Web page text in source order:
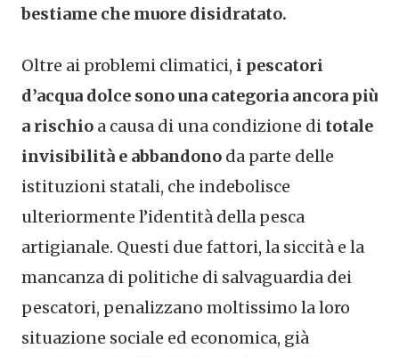
bestiame che muore disidratato.
Oltre ai problemi climatici, i pescatori
d’acqua dolce sono una categoria ancora più
a rischio a causa di una condizione di totale
invisibilità e abbandono da parte delle
istituzioni statali, che indebolisce
ulteriormente l’identità della pesca
artigianale. Questi due fattori, la siccità e la
mancanza di politiche di salvaguardia dei
pescatori, penalizzano moltissimo la loro
situazione sociale ed economica, già